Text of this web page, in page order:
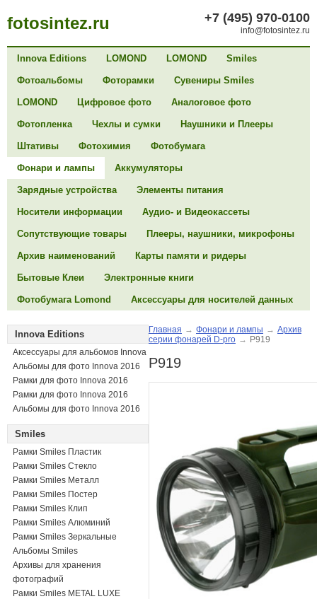
fotosintez.ru +7 (495) 970-0100
info@fotosintez.ru
Innova Editions LOMOND LOMOND Smiles
Фотоальбомы Фоторамки Сувениры Smiles
LOMOND Цифровое фото Аналоговое фото
Фотопленка Чехлы и сумки Наушники и Плееры
Штативы Фотохимия Фотобумага
Фонари и лампы Аккумуляторы
Зарядные устройства Элементы питания
Носители информации Аудио- и Видеокассеты
Сопутствующие товары Плееры, наушники, микрофоны
Архив наименований Карты памяти и ридеры
Бытовые Клеи Электронные книги
Фотобумага Lomond Аксессуары для носителей данных
Innova Editions
Аксессуары для альбомов Innova
Альбомы для фото Innova 2016
Рамки для фото Innova 2016
Рамки для фото Innova 2016
Альбомы для фото Innova 2016
Smiles
Рамки Smiles Пластик
Рамки Smiles Стекло
Рамки Smiles Металл
Рамки Smiles Постер
Рамки Smiles Клип
Рамки Smiles Алюминий
Рамки Smiles Зеркальные
Альбомы Smiles
Архивы для хранения
фотографий
Рамки Smiles METAL LUXE
Главная → Фонари и лампы → Архив
серии фонарей D-pro → P919
P919